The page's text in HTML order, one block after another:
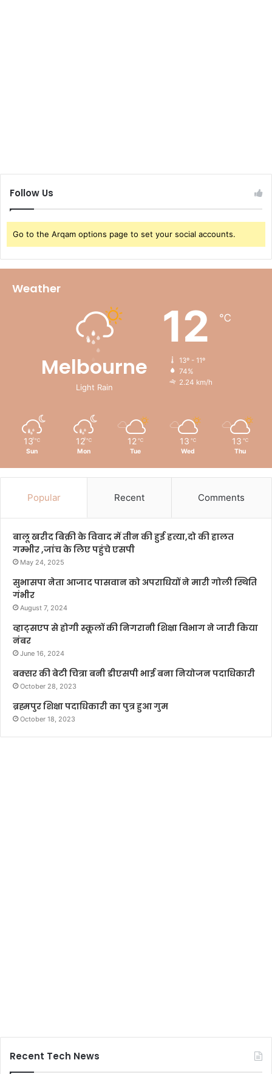
Follow Us
Go to the Arqam options page to set your social accounts.
Weather
Melbourne
Light Rain
12 ℃
13º - 11º
74%
2.24 km/h
13 ℃
Sun
12 ℃
Mon
12 ℃
Tue
13 ℃
Wed
13 ℃
Thu
Popular Recent Comments
बालू खरीद बिक्री के विवाद में तीन की हुई हत्या,दो की हालत
गम्भीर ,जांच के लिए पहुंचे एसपी
May 24, 2025
सुभासपा नेता आजाद पासवान को अपराधियों ने मारी गोली स्थिति
गंभीर
August 7, 2024
व्हाट्सएप से होगी स्कूलों की निगरानी शिक्षा विभाग ने जारी किया
नंबर
June 16, 2024
बक्सर की बेटी चित्रा बनी डीएसपी भाई बना नियोजन पदाधिकारी
October 28, 2023
ब्रह्मपुर शिक्षा पदाधिकारी का पुत्र हुआ गुम
October 18, 2023
Recent Tech News